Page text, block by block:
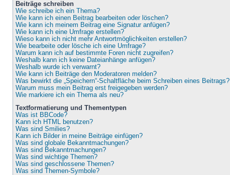
Beiträge schreiben
Wie schreibe ich ein Thema?
Wie kann ich einen Beitrag bearbeiten oder löschen?
Wie kann ich meinem Beitrag eine Signatur anfügen?
Wie kann ich eine Umfrage erstellen?
Wieso kann ich nicht mehr Antwortmöglichkeiten erstellen?
Wie bearbeite oder lösche ich eine Umfrage?
Warum kann ich auf bestimmte Foren nicht zugreifen?
Weshalb kann ich keine Dateianhänge anfügen?
Weshalb wurde ich verwarnt?
Wie kann ich Beiträge den Moderatoren melden?
Was bewirkt die „Speichern“-Schaltfläche beim Schreiben eines Beitrags?
Warum muss mein Beitrag erst freigegeben werden?
Wie markiere ich ein Thema als neu?
Textformatierung und Thementypen
Was ist BBCode?
Kann ich HTML benutzen?
Was sind Smilies?
Kann ich Bilder in meine Beiträge einfügen?
Was sind globale Bekanntmachungen?
Was sind Bekanntmachungen?
Was sind wichtige Themen?
Was sind geschlossene Themen?
Was sind Themen-Symbole?